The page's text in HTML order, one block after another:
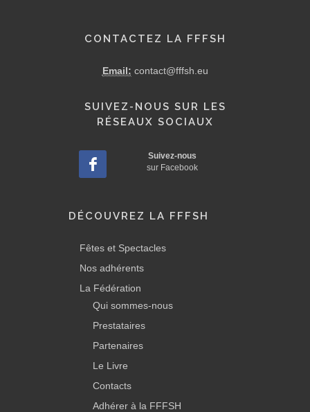
CONTACTEZ LA FFFSH
Email: contact@fffsh.eu
SUIVEZ-NOUS SUR LES
RÉSEAUX SOCIAUX
Suivez-nous
sur Facebook
DÉCOUVREZ LA FFFSH
Fêtes et Spectacles
Nos adhérents
La Fédération
Qui sommes-nous
Prestataires
Partenaires
Le Livre
Contacts
Adhérer à la FFFSH